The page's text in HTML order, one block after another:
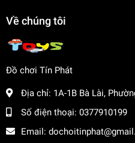
Về chúng tôi
Đồ chơi Tín Phát
Địa chỉ: 1A-1B Bà Lài,
Số điện thoại: 0377910199
Email: